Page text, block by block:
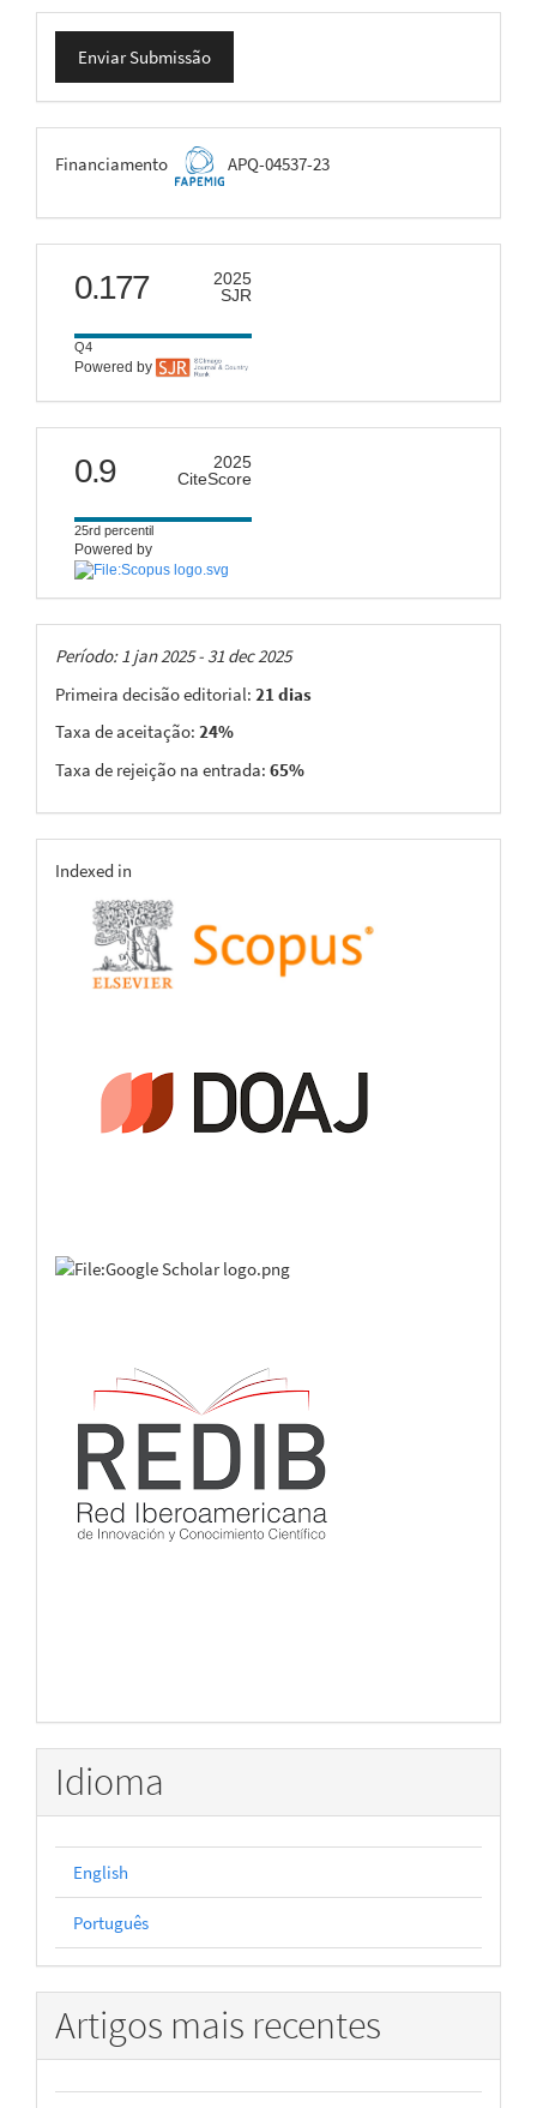
Enviar
Submissão
Enviar Submissão
FAPEMIG
Financiamento APQ-04537-23
scimago
0.177
2025
SJR
Q4
Powered by
citescore
0.9
2025
CiteScore
25rd percentil
Powered by
Taxas
Período: 1 jan 2025 - 31 dec 2025
Primeira decisão editorial: 21 dias
Taxa de aceitação: 24%
Taxa de rejeição na entrada: 65%
indexing
Indexed in
Idioma
English
Português
Artigos mais recentes